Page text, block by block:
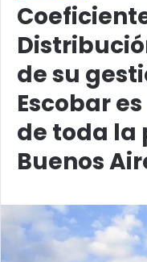
de su
Escobar
de toda la
Buenos